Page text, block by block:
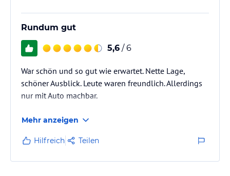
Rundum gut
5,6 / 6
War schön und so gut wie erwartet. Nette Lage,
schöner Ausblick. Leute waren freundlich. Allerdings
nur mit Auto machbar.
Mehr anzeigen
Hilfreich Teilen